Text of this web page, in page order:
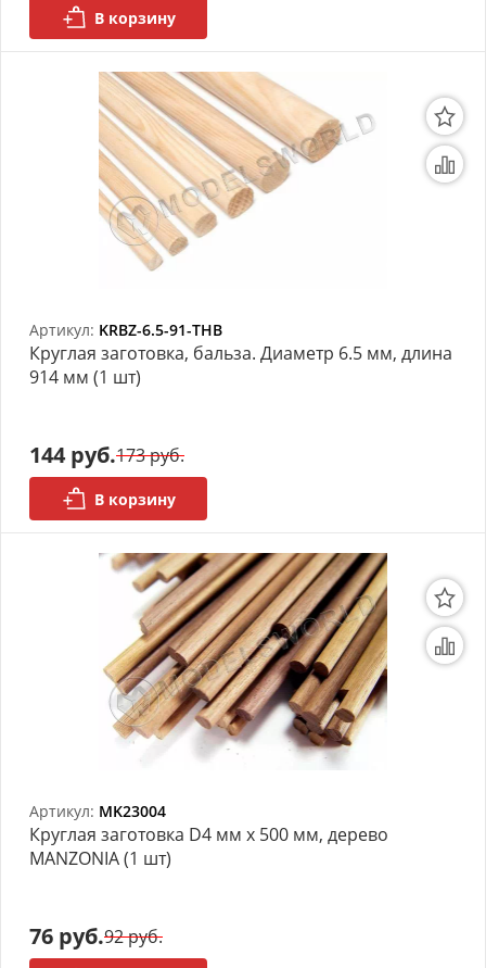
В корзину
Артикул: KRBZ-6.5-91-THB
Круглая заготовка, бальза. Диаметр 6.5 мм, длина
914 мм (1 шт)
144 руб.173 руб.
В корзину
Артикул: MK23004
Круглая заготовка D4 мм х 500 мм, дерево
MANZONIA (1 шт)
76 руб.92 руб.